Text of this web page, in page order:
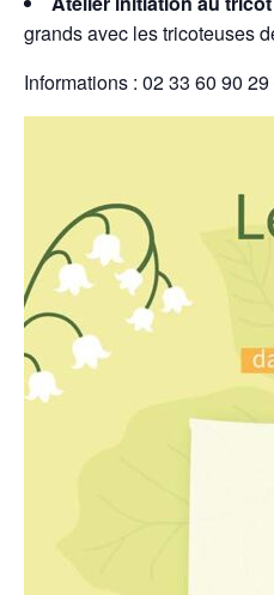
grands avec les tricoteuses
Informations : 02 33 60 90